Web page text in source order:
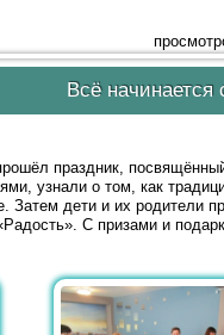
Всё начинается
праздник,
узнали о том, как
Затем дети и их родители
С призами и